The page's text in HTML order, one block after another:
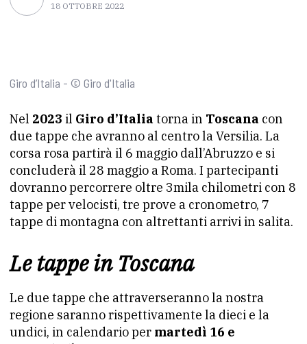
18 OTTOBRE 2022
Giro d’Italia - © Giro d'Italia
Nel 2023 il Giro d’Italia torna in Toscana con
due tappe che avranno al centro la Versilia. La
corsa rosa partirà il 6 maggio dall’Abruzzo e si
concluderà il 28 maggio a Roma. I partecipanti
dovranno percorrere oltre 3mila chilometri con 8
tappe per velocisti, tre prove a cronometro, 7
tappe di montagna con altrettanti arrivi in salita.
Le tappe in Toscana
Le due tappe che attraverseranno la nostra
regione saranno rispettivamente la dieci e la
undici, in calendario per martedì 16 e